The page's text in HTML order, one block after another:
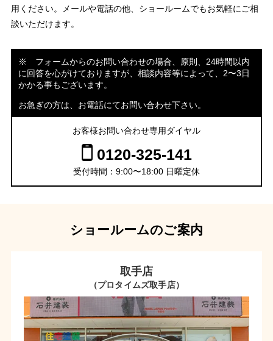
用ください。メールや電話の他、ショールームでもお気軽にご相
談いただけます。
※ フォームからのお問い合わせの場合、原則、24時間以内
に回答を心がけておりますが、相談内容等によって、2〜3日
かかる事もございます。
お急ぎの方は、お電話にてお問い合わせ下さい。
お客様お問い合わせ専用ダイヤル
0120-325-141
受付時間：9:00〜18:00 日曜定休
ショールームのご案内
取手店
（プロタイムズ取手店）